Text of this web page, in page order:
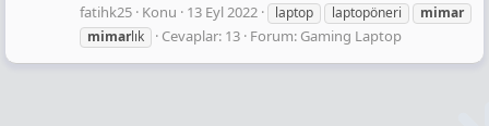
fatihk25 Konu 13 Eyl 2022 laptop laptopöneri
mimar
mimarlık Cevaplar: 13 Forum: Gaming Laptop